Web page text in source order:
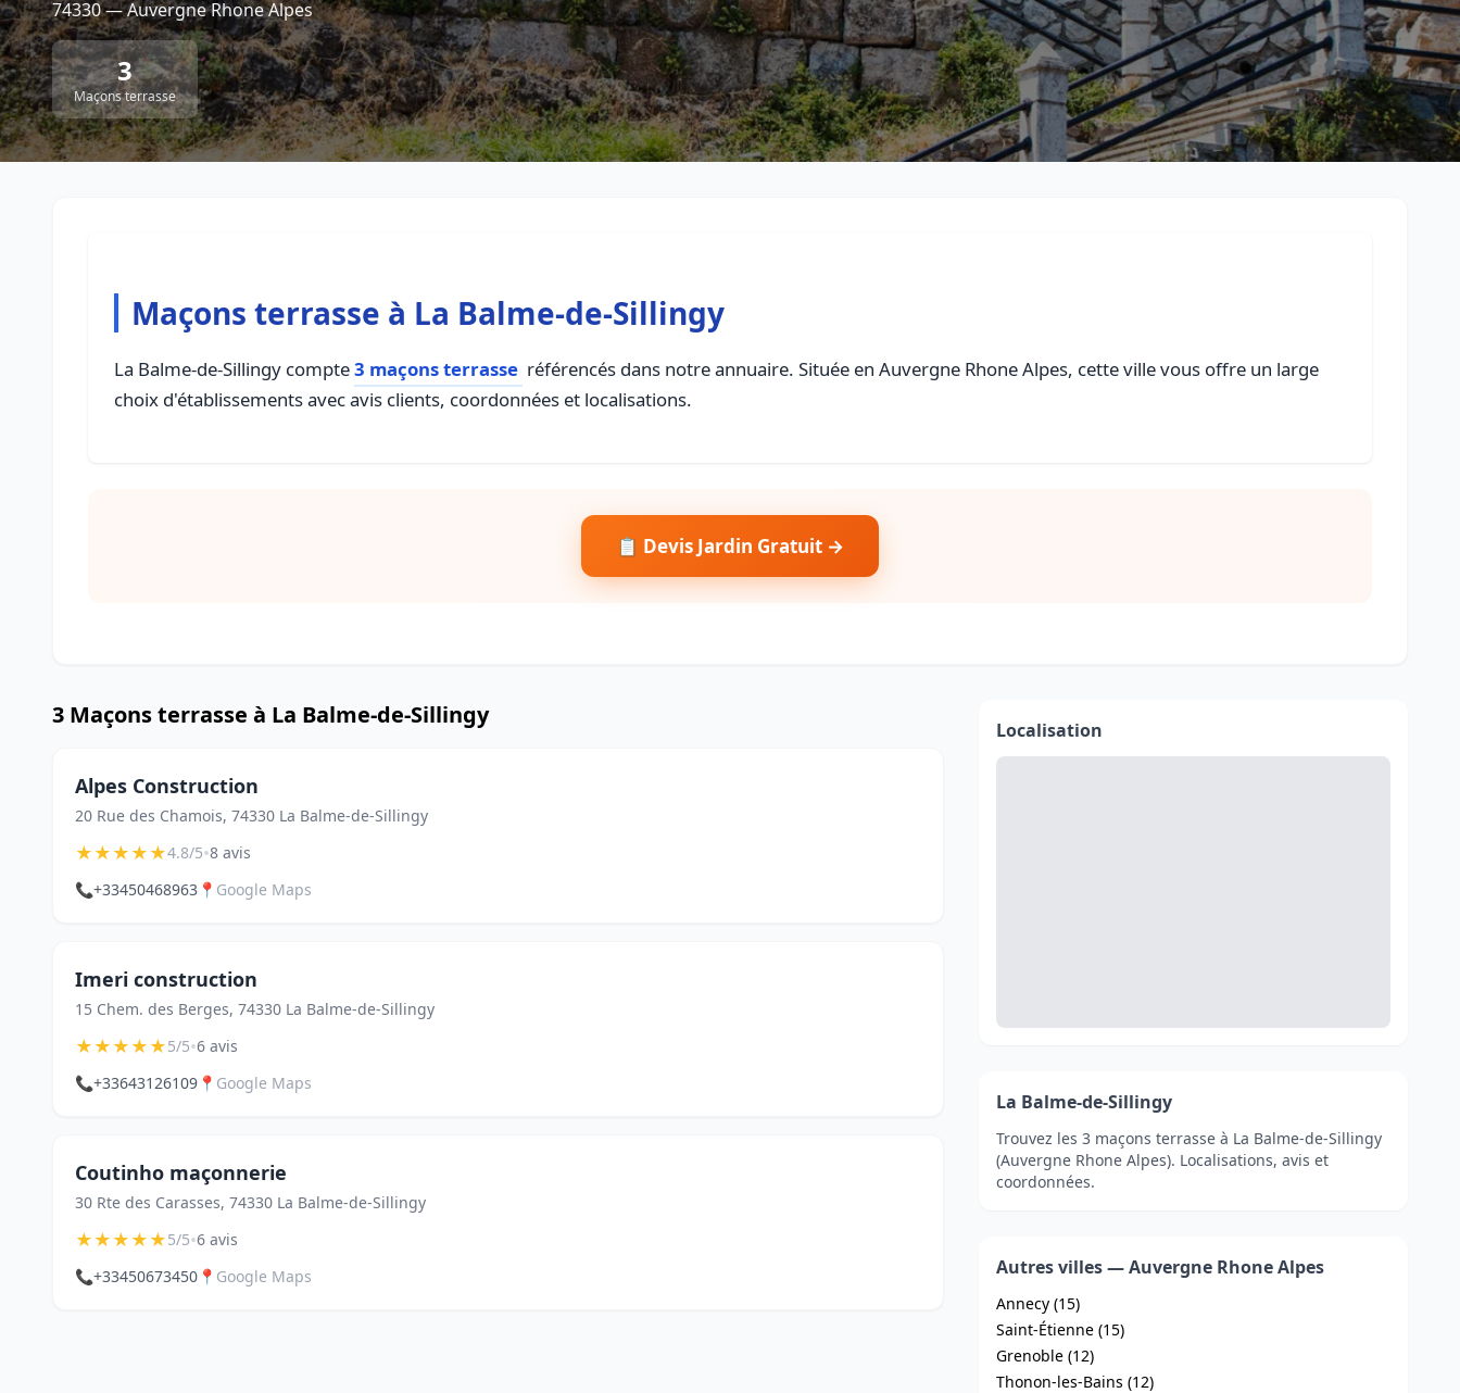
74330 — Auvergne Rhone Alpes
3
Maçons terrasse
Maçons terrasse à La Balme-de-Sillingy
La Balme-de-Sillingy compte3 maçons terrasse référencés dans notre annuaire. Située en Auvergne Rhone Alpes, cette ville vous offre un large
choix d'établissements avec avis clients, coordonnées et localisations.
📋 Devis Jardin Gratuit →
3 Maçons terrasse à La Balme-de-Sillingy
Alpes Construction
20 Rue des Chamois, 74330 La Balme-de-Sillingy
★★★★★4.8/5•8 avis
📞+33450468963 📍 Google Maps
Imeri construction
15 Chem. des Berges, 74330 La Balme-de-Sillingy
★★★★★5/5•6 avis
📞+33643126109 📍 Google Maps
Coutinho maçonnerie
30 Rte des Carasses, 74330 La Balme-de-Sillingy
★★★★★5/5•6 avis
📞+33450673450 📍 Google Maps
Localisation
La Balme-de-Sillingy
Trouvez les 3 maçons terrasse à La Balme-de-Sillingy
(Auvergne Rhone Alpes). Localisations, avis et
coordonnées.
Autres villes — Auvergne Rhone Alpes
Annecy (15)
Saint-Étienne (15)
Grenoble (12)
Thonon-les-Bains (12)